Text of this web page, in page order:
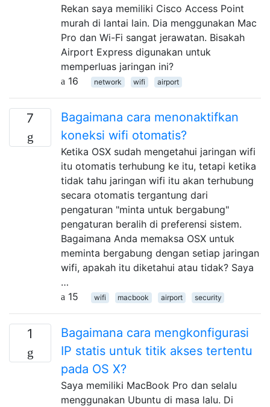
Rekan saya memiliki Cisco Access Point
murah di lantai lain. Dia menggunakan Mac
Pro dan Wi-Fi sangat jerawatan. Bisakah
Airport Express digunakan untuk
memperluas jaringan ini?
16
network wifi airport
7
Bagaimana cara menonaktifkan
koneksi wifi otomatis?
Ketika OSX sudah mengetahui jaringan wifi
itu otomatis terhubung ke itu, tetapi ketika
tidak tahu jaringan wifi itu akan terhubung
secara otomatis tergantung dari
pengaturan "minta untuk bergabung"
pengaturan beralih di preferensi sistem.
Bagaimana Anda memaksa OSX untuk
meminta bergabung dengan setiap jaringan
wifi, apakah itu diketahui atau tidak? Saya
…
15
wifi macbook airport security
1
Bagaimana cara mengkonfigurasi
IP statis untuk titik akses tertentu
pada OS X?
Saya memiliki MacBook Pro dan selalu
menggunakan Ubuntu di masa lalu. Di